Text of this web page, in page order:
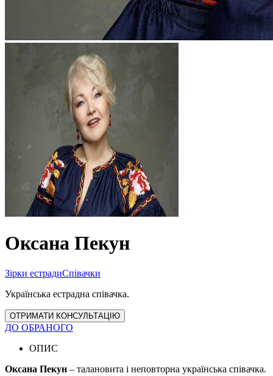
Оксана Пекун
Зірки естрадиСпівачки
Українська естрадна співачка.
ОТРИМАТИ КОНСУЛЬТАЦІЮ
ДО ОБРАНОГО
ОПИС
Оксана Пекун – талановита і неповторна українська співачка.